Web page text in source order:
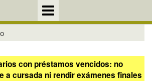
con préstamos vencidos: no
a cursada ni rendir exámenes finales